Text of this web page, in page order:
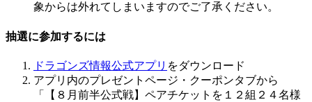
象からは外れてしまいますのでご了承ください。
抽選に参加するには
ドラゴンズ情報公式アプリ をダウンロード
アプリ内のプレゼントページ・クーポンタブから
「【８月前半公式戦】ペアチケットを１２組２４名様